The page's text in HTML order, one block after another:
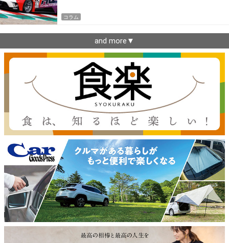
コラム
and more▼